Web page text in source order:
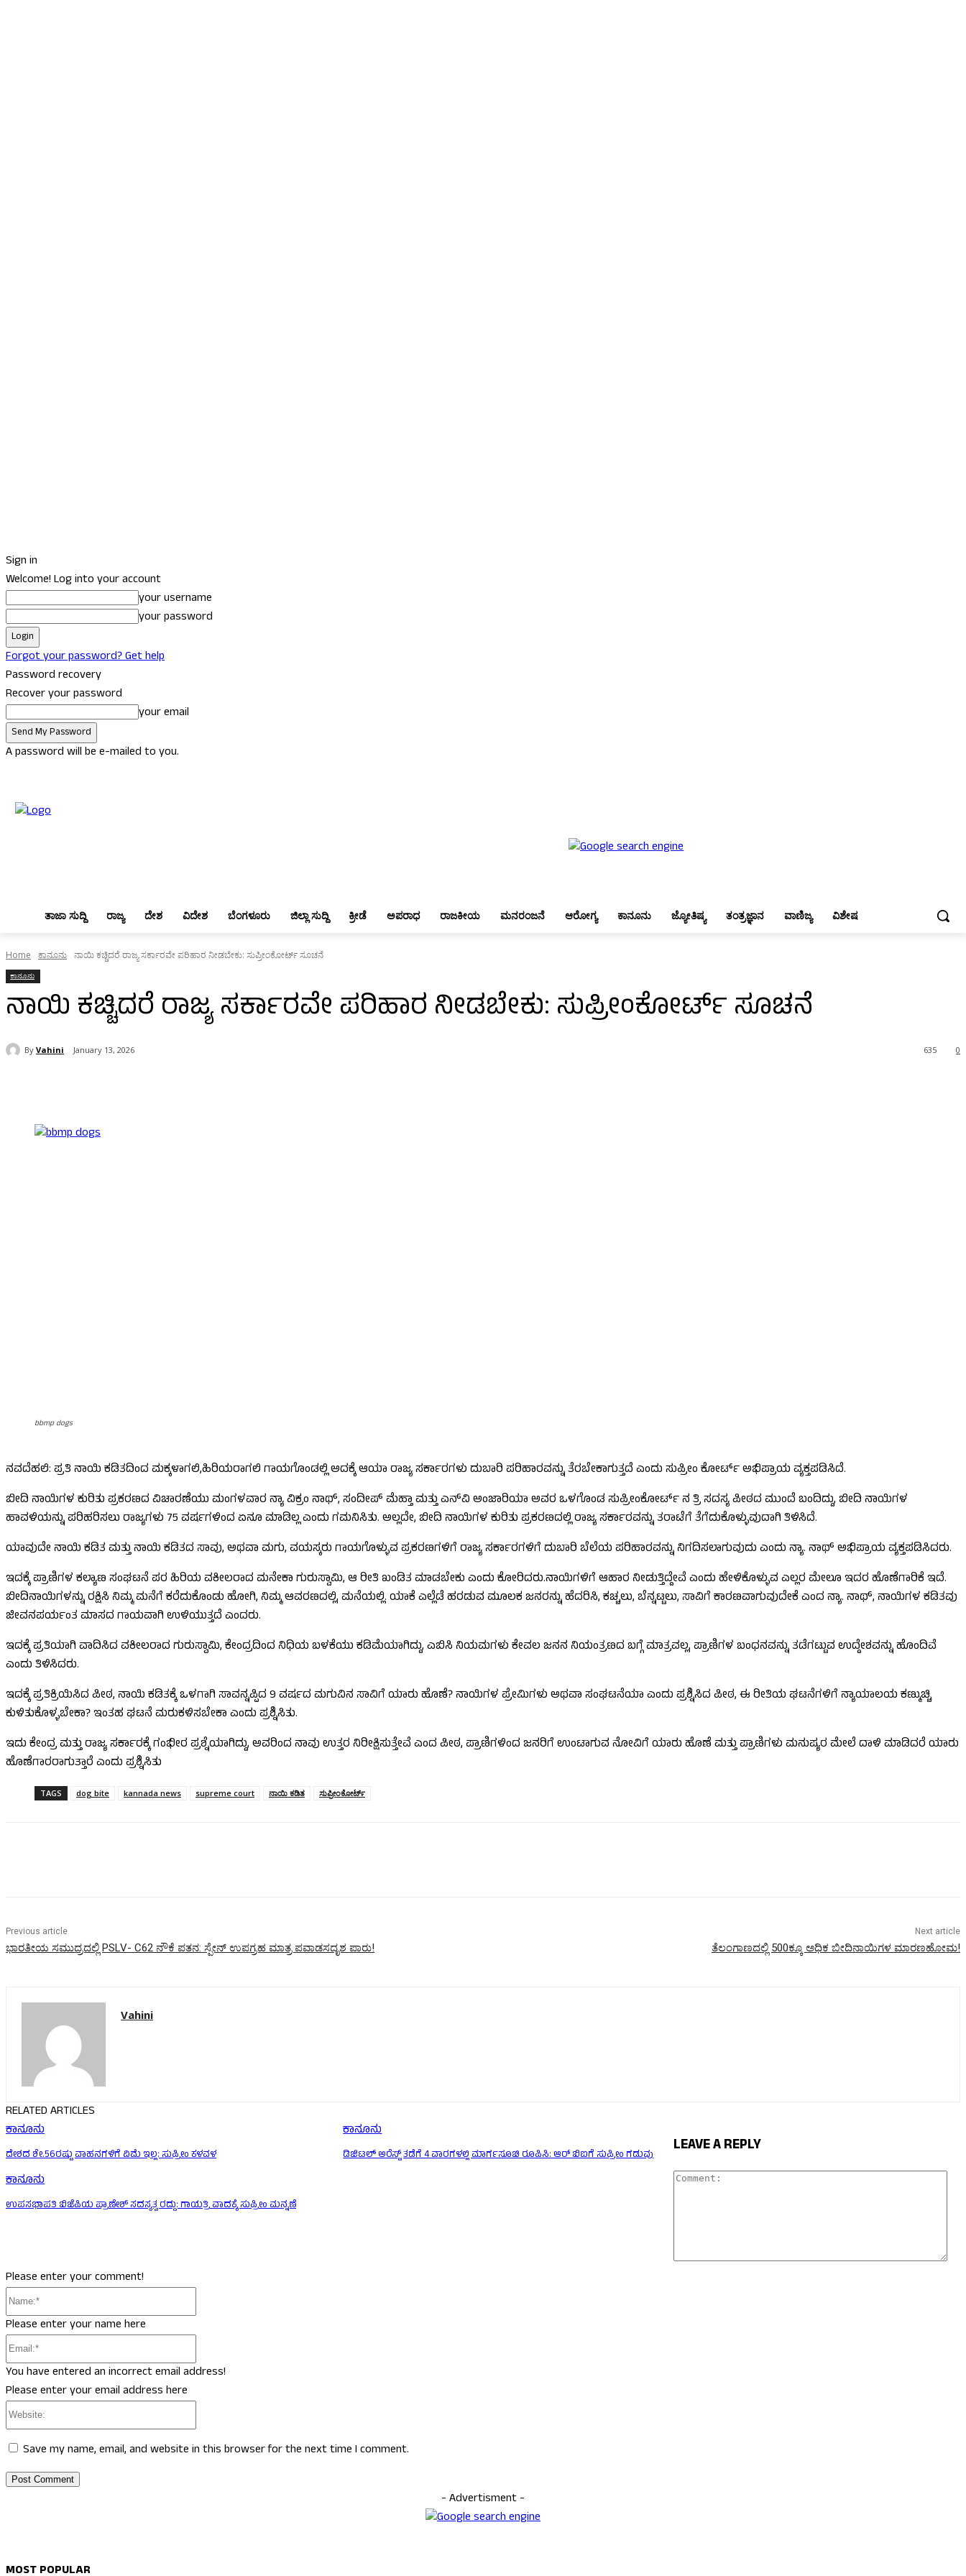
Sign in
Welcome! Log into your account
your username
your password
Forgot your password? Get help
Password recovery
Recover your password
your email
A password will be e-mailed to you.
ತಾಜಾ ಸುದ್ದಿ ರಾಜ್ಯ ದೇಶ ವಿದೇಶ ಬೆಂಗಳೂರು ಜಿಲ್ಲಾ ಸುದ್ದಿ ಕ್ರೀಡೆ ಅಪರಾಧ ರಾಜಕೀಯ ಮನರಂಜನೆ ಆರೋಗ್ಯ ಕಾನೂನು ಜ್ಯೋತಿಷ್ಯ ತಂತ್ರಜ್ಞಾನ ವಾಣಿಜ್ಯ ವಿಶೇಷ
Home ಕಾನೂನು ನಾಯಿ ಕಚ್ಚಿದರೆ ರಾಜ್ಯ ಸರ್ಕಾರವೇ ಪರಿಹಾರ ನೀಡಬೇಕು: ಸುಪ್ರೀಂಕೋರ್ಟ್ ಸೂಚನೆ
ಕಾನೂನು
ನಾಯಿ ಕಚ್ಚಿದರೆ ರಾಜ್ಯ ಸರ್ಕಾರವೇ ಪರಿಹಾರ ನೀಡಬೇಕು: ಸುಪ್ರೀಂಕೋರ್ಟ್ ಸೂಚನೆ
By Vahini January 13, 2026 0
635
bbmp dogs
ನವದೆಹಲಿ: ಪ್ರತಿ ನಾಯಿ ಕಡಿತದಿಂದ ಮಕ್ಕಳಾಗಲಿ,ಹಿರಿಯರಾಗಲಿ ಗಾಯಗೊಂಡಲ್ಲಿ ಅದಕ್ಕೆ ಆಯಾ ರಾಜ್ಯ ಸರ್ಕಾರಗಳು ದುಬಾರಿ ಪರಿಹಾರವನ್ನು ತೆರಬೇಕಾಗುತ್ತದೆ ಎಂದು ಸುಪ್ರೀಂ ಕೋರ್ಟ್​ ಅಭಿಪ್ರಾಯ ವ್ಯಕ್ತಪಡಿಸಿದೆ.
ಬೀದಿ ನಾಯಿಗಳ ಕುರಿತು ಪ್ರಕರಣದ ವಿಚಾರಣೆಯು ಮಂಗಳವಾರ ನ್ಯಾ ವಿಕ್ರಂ ನಾಥ್​, ಸಂದೀಪ್​ ಮೆಹ್ತಾ ಮತ್ತು ಎನ್​ವಿ ಅಂಜಾರಿಯಾ ಅವರ ಒಳಗೊಂಡ ಸುಪ್ರೀಂಕೋರ್ಟ್ ನ ತ್ರಿ ಸದಸ್ಯ ಪೀಠದ ಮುಂದೆ ಬಂದಿದ್ದು, ಬೀದಿ ನಾಯಿಗಳ
ಹಾವಳಿಯನ್ನು ಪರಿಹರಿಸಲು ರಾಜ್ಯಗಳು 75 ವರ್ಷಗಳಿಂದ ಏನೂ ಮಾಡಿಲ್ಲ ಎಂದು ಗಮನಿಸಿತು. ಅಲ್ಲದೇ, ಬೀದಿ ನಾಯಿಗಳ ಕುರಿತು ಪ್ರಕರಣದಲ್ಲಿ ರಾಜ್ಯ ಸರ್ಕಾರವನ್ನು ತರಾಟೆಗೆ ತೆಗೆದುಕೊಳ್ಳುವುದಾಗಿ ತಿಳಿಸಿದೆ.
ಯಾವುದೇ ನಾಯಿ ಕಡಿತ ಮತ್ತು ನಾಯಿ ಕಡಿತದ ಸಾವು, ಅಥವಾ ಮಗು, ವಯಸ್ಕರು ಗಾಯಗೊಳ್ಳುವ ಪ್ರಕರಣಗಳಿಗೆ ರಾಜ್ಯ ಸರ್ಕಾರಗಳಿಗೆ ದುಬಾರಿ ಬೆಲೆಯ ಪರಿಹಾರವನ್ನು ನಿಗದಿಸಲಾಗುವುದು ಎಂದು ನ್ಯಾ. ನಾಥ್​ ಅಭಿಪ್ರಾಯ ವ್ಯಕ್ತಪಡಿಸಿದರು.
ಇದಕ್ಕೆ ಪ್ರಾಣಿಗಳ ಕಲ್ಯಾಣ ಸಂಘಟನೆ ಪರ ಹಿರಿಯ ವಕೀಲರಾದ ಮನೇಕಾ ಗುರುಸ್ವಾಮಿ, ಆ ರೀತಿ ಖಂಡಿತ ಮಾಡಬೇಕು ಎಂದು ಕೋರಿದರು.ನಾಯಿಗಳಿಗೆ ಆಹಾರ ನೀಡುತ್ತಿದ್ದೇವೆ ಎಂದು ಹೇಳಿಕೊಳ್ಳುವ ಎಲ್ಲರ ಮೇಲೂ ಇದರ ಹೊಣೆಗಾರಿಕೆ ಇದೆ.
ಬೀದಿನಾಯಿಗಳನ್ನು ರಕ್ಷಿಸಿ ನಿಮ್ಮ ಮನೆಗೆ ಕರೆದುಕೊಂಡು ಹೋಗಿ, ನಿಮ್ಮ ಆವರಣದಲ್ಲಿ, ಮನೆಯಲ್ಲಿ. ಯಾಕೆ ಎಲ್ಲೆಡೆ ಹರಡುವ ಮೂಲಕ ಜನರನ್ನು ಹೆದರಿಸಿ, ಕಚ್ಚಲು, ಬೆನ್ನಟ್ಟಲು, ಸಾವಿಗೆ ಕಾರಣವಾಗುವುದೇಕೆ ಎಂದ ನ್ಯಾ. ನಾಥ್​, ನಾಯಿಗಳ ಕಡಿತವು
ಜೀವನಪರ್ಯಂತ ಮಾಸದ ಗಾಯವಾಗಿ ಉಳಿಯುತ್ತದೆ ಎಂದರು.
ಇದಕ್ಕೆ ಪ್ರತಿಯಾಗಿ ವಾದಿಸಿದ ವಕೀಲರಾದ ಗುರುಸ್ವಾಮಿ, ಕೇಂದ್ರದಿಂದ ನಿಧಿಯ ಬಳಕೆಯು ಕಡಿಮೆಯಾಗಿದ್ದು, ಎಬಿಸಿ ನಿಯಮಗಳು ಕೇವಲ ಜನನ ನಿಯಂತ್ರಣದ ಬಗ್ಗೆ ಮಾತ್ರವಲ್ಲ, ಪ್ರಾಣಿಗಳ ಬಂಧನವನ್ನು ತಡೆಗಟ್ಟುವ ಉದ್ದೇಶವನ್ನು ಹೊಂದಿವೆ
ಎಂದು ತಿಳಿಸಿದರು.
ಇದಕ್ಕೆ ಪ್ರತಿಕ್ರಿಯಿಸಿದ ಪೀಠ, ನಾಯಿ ಕಡಿತಕ್ಕೆ ಒಳಗಾಗಿ ಸಾವನ್ನಪ್ಪಿದ 9 ವರ್ಷದ ಮಗುವಿನ ಸಾವಿಗೆ ಯಾರು ಹೊಣೆ? ನಾಯಿಗಳ ಪ್ರೇಮಿಗಳು ಅಥವಾ ಸಂಘಟನೆಯಾ ಎಂದು ಪ್ರಶ್ನಿಸಿದ ಪೀಠ, ಈ ರೀತಿಯ ಘಟನೆಗಳಿಗೆ ನ್ಯಾಯಾಲಯ ಕಣ್ಮುಚ್ಚಿ
ಕುಳಿತುಕೊಳ್ಳಬೇಕಾ? ಇಂತಹ ಘಟನೆ ಮರುಕಳಿಸಬೇಕಾ ಎಂದು ಪ್ರಶ್ನಿಸಿತು.
ಇದು ಕೇಂದ್ರ ಮತ್ತು ರಾಜ್ಯ ಸರ್ಕಾರಕ್ಕೆ ಗಂಭೀರ ಪ್ರಶ್ನೆಯಾಗಿದ್ದು, ಅವರಿಂದ ನಾವು ಉತ್ತರ ನಿರೀಕ್ಷಿಸುತ್ತೇವೆ ಎಂದ ಪೀಠ, ಪ್ರಾಣಿಗಳಿಂದ ಜನರಿಗೆ ಉಂಟಾಗುವ ನೋವಿಗೆ ಯಾರು ಹೊಣೆ ಮತ್ತು ಪ್ರಾಣಿಗಳು ಮನುಷ್ಯರ ಮೇಲೆ ದಾಳಿ ಮಾಡಿದರೆ ಯಾರು
ಹೊಣೆಗಾರರಾಗುತ್ತಾರೆ ಎಂದು ಪ್ರಶ್ನಿಸಿತು
TAGS dog bite kannada news supreme court ನಾಯಿ ಕಡಿತ ಸುಪ್ರೀಂಕೋರ್ಟ್
Previous article
ಭಾರತೀಯ ಸಮುದ್ರದಲ್ಲಿ PSLV- C62 ನೌಕೆ ಪತನ: ಸ್ಪೇನ್ ಉಪಗ್ರಹ ಮಾತ್ರ ಪವಾಡಸದೃಶ ಪಾರು!
Next article
ತೆಲಂಗಾಣದಲ್ಲಿ 500ಕ್ಕೂ ಅಧಿಕ ಬೀದಿನಾಯಿಗಳ ಮಾರಣಹೋಮ!
Vahini
RELATED ARTICLES
ಕಾನೂನು
ದೇಶದ ಶೇ.56ರಷ್ಟು ವಾಹನಗಳಿಗೆ ವಿಮೆ ಇಲ್ಲ: ಸುಪ್ರೀಂ ಕಳವಳ
ಕಾನೂನು
ಡಿಜಿಟಲ್ ಅರೆಸ್ಟ್ ತಡೆಗೆ 4 ವಾರಗಳಲ್ಲಿ ಮಾರ್ಗಸೂಚಿ ರೂಪಿಸಿ: ಆರ್ ಬಿಐಗೆ ಸುಪ್ರೀಂ ಗಡುವು
ಕಾನೂನು
ಉಪಸಭಾಪತಿ ಬಿಜೆಪಿಯ ಪ್ರಾಣೇಶ್ ಸದಸ್ಯತ್ವ ರದ್ದು: ಗಾಯತ್ರಿ ವಾದಕ್ಕೆ ಸುಪ್ರೀಂ ಮನ್ನಣೆ
LEAVE A REPLY
Please enter your comment!
Please enter your name here
You have entered an incorrect email address!
Please enter your email address here
Save my name, email, and website in this browser for the next time I comment.
- Advertisment -
MOST POPULAR